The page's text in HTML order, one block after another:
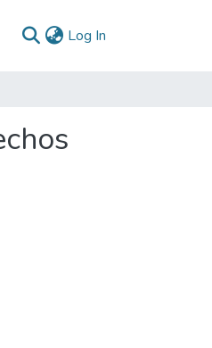
Log In